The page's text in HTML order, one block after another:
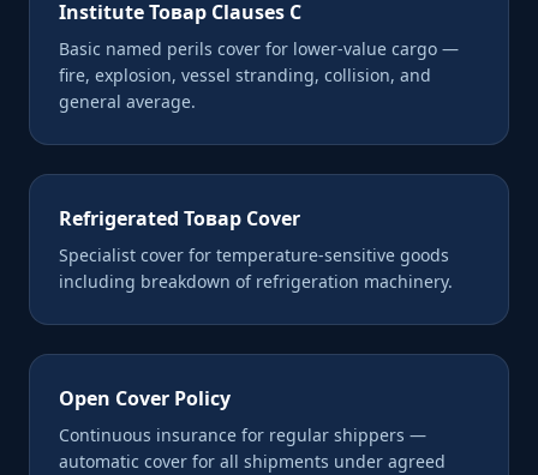
Institute Товар Clauses C
Basic named perils cover for lower-value cargo —
fire, explosion, vessel stranding, collision, and
general average.
Refrigerated Товар Cover
Specialist cover for temperature-sensitive goods
including breakdown of refrigeration machinery.
Open Cover Policy
Continuous insurance for regular shippers —
automatic cover for all shipments under agreed